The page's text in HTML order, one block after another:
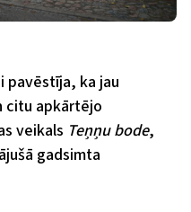
pavēstīja, ka jau
citu apkārtējo
veikals Teņņu bode,
gadsimta